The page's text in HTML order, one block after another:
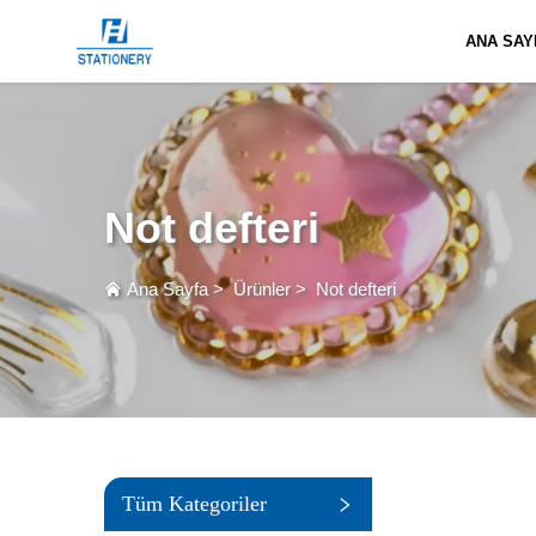
ANA
Not defteri
Ana Sayfa>Ürünler> Not defteri
Tüm Kategoriler